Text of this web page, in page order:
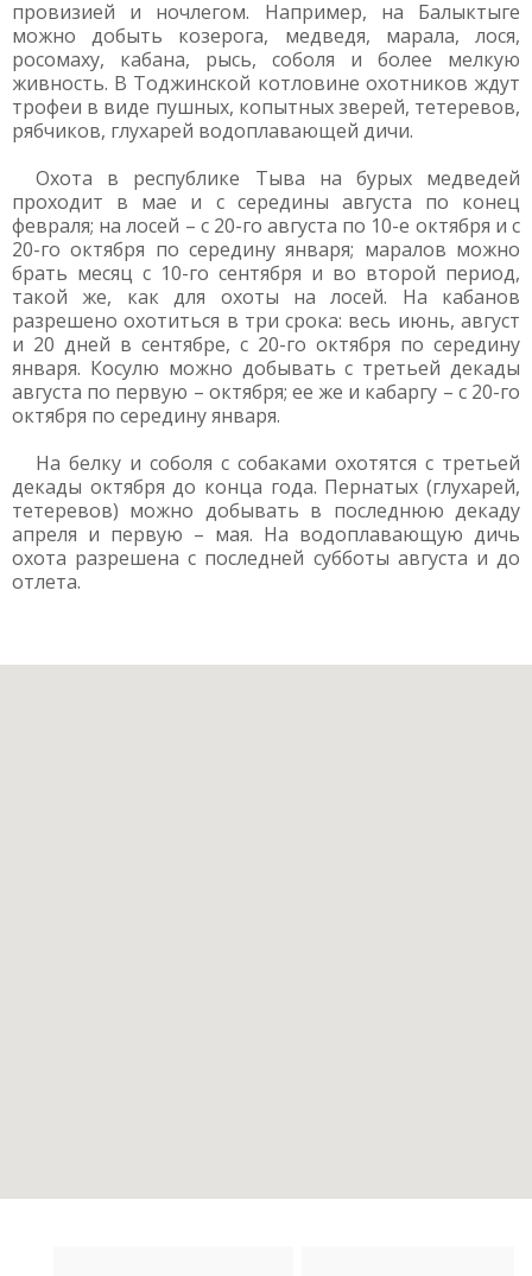
провизией и ночлегом. Например, на Балыктыге
можно добыть козерога, медведя, марала, лося,
росомаху, кабана, рысь, соболя и более мелкую
живность. В Тоджинской котловине охотников ждут
трофеи в виде пушных, копытных зверей, тетеревов,
рябчиков, глухарей водоплавающей дичи.
Охота в республике Тыва на бурых медведей
проходит в мае и с середины августа по конец
февраля; на лосей – с 20-го августа по 10-е октября и с
20-го октября по середину января; маралов можно
брать месяц с 10-го сентября и во второй период,
такой же, как для охоты на лосей. На кабанов
разрешено охотиться в три срока: весь июнь, август
и 20 дней в сентябре, с 20-го октября по середину
января. Косулю можно добывать с третьей декады
августа по первую – октября; ее же и кабаргу – с 20-го
октября по середину января.
На белку и соболя с собаками охотятся с третьей
декады октября до конца года. Пернатых (глухарей,
тетеревов) можно добывать в последнюю декаду
апреля и первую – мая. На водоплавающую дичь
охота разрешена с последней субботы августа и до
отлета.